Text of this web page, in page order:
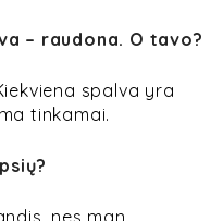
– raudona. O tavo?
spalva yra
tinkamai.
nes man